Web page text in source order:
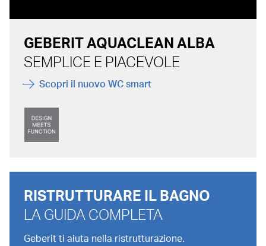
GEBERIT AQUACLEAN ALBA
SEMPLICE E PIACEVOLE
Scopri il nuovo WC smart
RISTRUTTURARE IL BAGNO
LA GUIDA COMPLETA
Geberit ti aiuta nella ristrutturazione.